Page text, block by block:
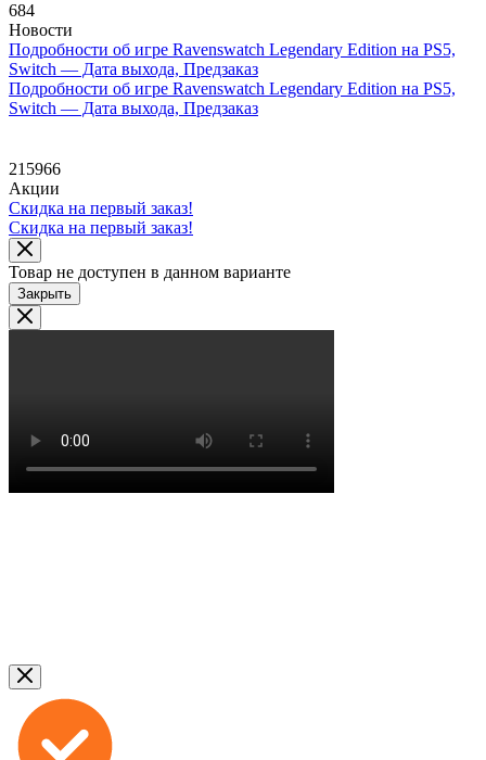
684
Новости
Подробности об игре Ravenswatch Legendary Edition на PS5,
Switch — Дата выхода, Предзаказ
Подробности об игре Ravenswatch Legendary Edition на PS5,
Switch — Дата выхода, Предзаказ
215966
Акции
Скидка на первый заказ!
Скидка на первый заказ!
Товар не доступен в данном варианте
Закрыть